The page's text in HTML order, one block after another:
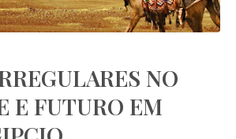
NO
E FUTURO EM